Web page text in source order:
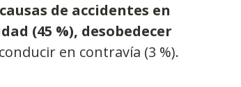
de accidentes en
(45 %), desobedecer
en contravía (3 %).